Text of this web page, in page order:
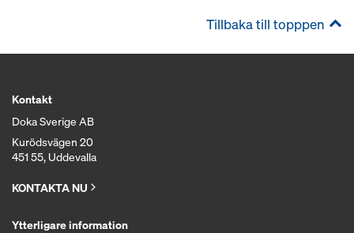
Tillbaka till topppen
Kontakt
Doka Sverige AB
Kurödsvägen 20
451 55, Uddevalla
KONTAKTA NU
Ytterligare information